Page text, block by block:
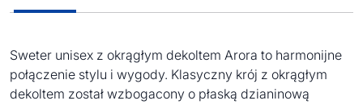
Sweter unisex z okrągłym dekoltem Arora to harmonijne
połączenie stylu i wygody. Klasyczny krój z okrągłym
dekoltem został wzbogacony o płaską dzianinową